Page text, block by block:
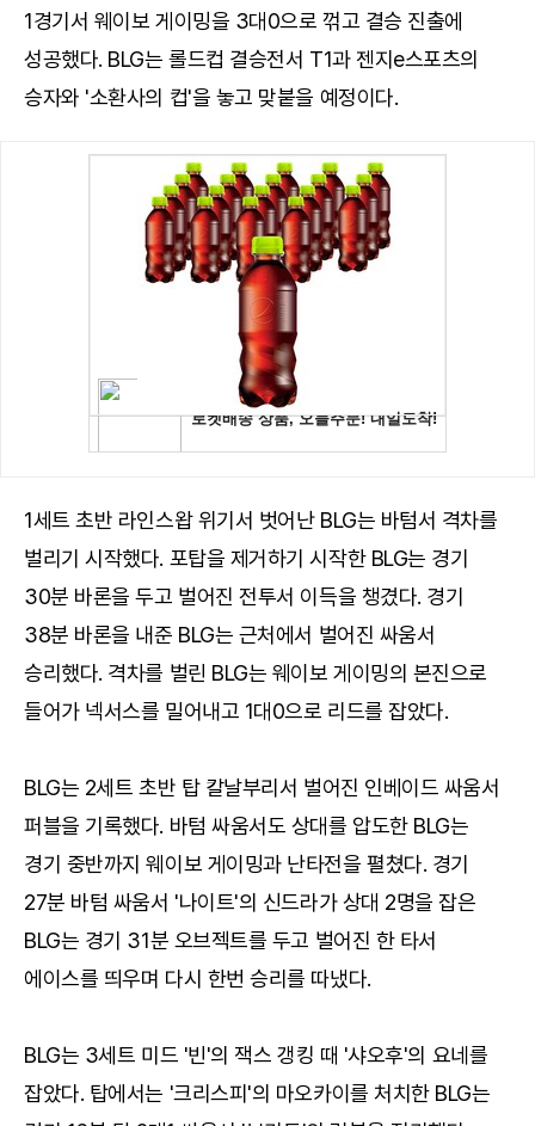
1경기서 웨이보 게이밍을 3대0으로 꺾고 결승 진출에
성공했다. BLG는 롤드컵 결승전서 T1과 젠지e스포츠의
승자와 '소환사의 컵'을 놓고 맞붙을 예정이다.
1세트 초반 라인스왑 위기서 벗어난 BLG는 바텀서 격차를
벌리기 시작했다. 포탑을 제거하기 시작한 BLG는 경기
30분 바론을 두고 벌어진 전투서 이득을 챙겼다. 경기
38분 바론을 내준 BLG는 근처에서 벌어진 싸움서
승리했다. 격차를 벌린 BLG는 웨이보 게이밍의 본진으로
들어가 넥서스를 밀어내고 1대0으로 리드를 잡았다.
BLG는 2세트 초반 탑 칼날부리서 벌어진 인베이드 싸움서
퍼블을 기록했다. 바텀 싸움서도 상대를 압도한 BLG는
경기 중반까지 웨이보 게이밍과 난타전을 펼쳤다. 경기
27분 바텀 싸움서 '나이트'의 신드라가 상대 2명을 잡은
BLG는 경기 31분 오브젝트를 두고 벌어진 한 타서
에이스를 띄우며 다시 한번 승리를 따냈다.
BLG는 3세트 미드 '빈'의 잭스 갱킹 때 '샤오후'의 요네를
잡았다. 탑에서는 '크리스피'의 마오카이를 처치한 BLG는